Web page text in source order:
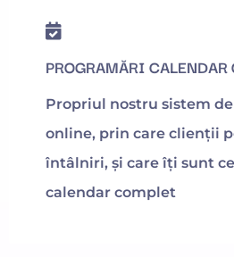
PROGRAMĂRI
Propriul nostru sistem
online, prin care clienții
întâlniri, și care îți sunt
calendar complet